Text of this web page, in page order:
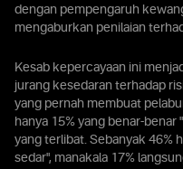
dengan pempengaruh
mengaburkan penilaian
Kesab kepercayaan ini
jurang kesedaran terhadap
yang pernah membuat
hanya 15% yang benar-
yang terlibat. Sebanyak 46%
sedar", manakala 17%